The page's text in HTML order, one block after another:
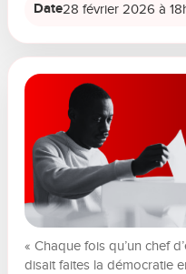
Date28 février 2026 à
« Chaque fois qu’un chef
disait faites la démocratie